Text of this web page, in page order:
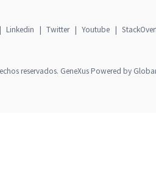
| Linkedin | Twitter | Youtube |
reservados. GeneXus Powered by